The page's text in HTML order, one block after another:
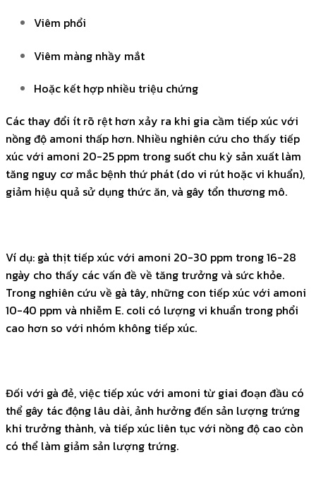
Viêm phổi
Viêm màng nhầy mắt
Hoặc kết hợp nhiều triệu chứng
Các thay đổi ít rõ rệt hơn xảy ra khi gia cầm tiếp xúc với
nồng độ amoni thấp hơn. Nhiều nghiên cứu cho thấy tiếp
xúc với amoni 20-25 ppm trong suốt chu kỳ sản xuất làm
tăng nguy cơ mắc bệnh thứ phát (do vi rút hoặc vi khuẩn),
giảm hiệu quả sử dụng thức ăn, và gây tổn thương mô.
Ví dụ: gà thịt tiếp xúc với amoni 20-30 ppm trong 16-28
ngày cho thấy các vấn đề về tăng trưởng và sức khỏe.
Trong nghiên cứu về gà tây, những con tiếp xúc với amoni
10-40 ppm và nhiễm E. coli có lượng vi khuẩn trong phổi
cao hơn so với nhóm không tiếp xúc.
Đối với gà đẻ, việc tiếp xúc với amoni từ giai đoạn đầu có
thể gây tác động lâu dài, ảnh hưởng đến sản lượng trứng
khi trưởng thành, và tiếp xúc liên tục với nồng độ cao còn
có thể làm giảm sản lượng trứng.